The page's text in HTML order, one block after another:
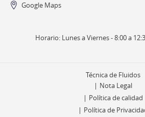
Google Maps
Horario: Lunes a Viernes - 8:00 a
Técnica de Fluidos
Nota Legal
Política de calidad
Política de